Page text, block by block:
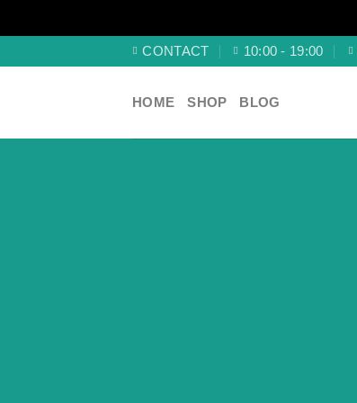
CONTACT 10:00 - 19:00
HOME SHOP BLOG